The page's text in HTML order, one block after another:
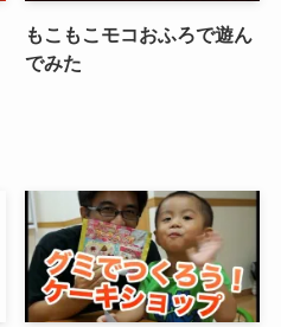
もこもこモコおふろで遊ん
でみた